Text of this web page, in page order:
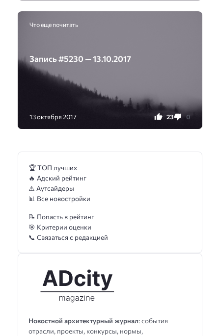
Что еще почитать
Запись #5230 — 13.10.2017
13 октября 2017 23 0
Новостной архитектурный журнал: события
отрасли, проекты, конкурсы, нормы,
🏆 ТОП лучших
🔥 Адский рейтинг
⚠️ Аутсайдеры
📊 Все новостройки
📝 Попасть в рейтинг
🎯 Критерии оценки
📞 Связаться с редакцией